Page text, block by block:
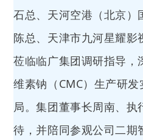
石总、天河空港（北京）
陈总、天津市九河星耀影
莅临临广集团调研指导，
维素钠（CMC）生产研
局。集团董事长周南、执
待，并陪同参观公司二期